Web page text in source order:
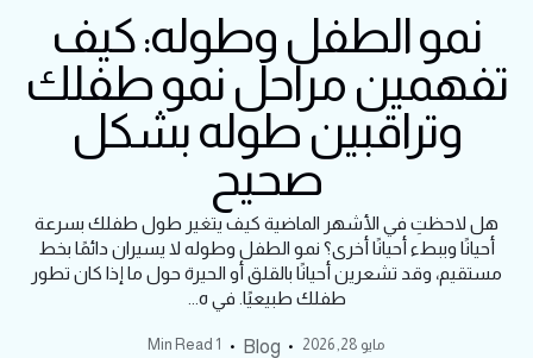
نمو الطفل وطوله: كيف
تفهمين مراحل نمو طفلك
وتراقبين طوله بشكل
صحيح
هل لاحظتِ في الأشهر الماضية كيف يتغير طول طفلك بسرعة
أحيانًا وببطء أحيانًا أخرى؟ نمو الطفل وطوله لا يسيران دائمًا بخط
مستقيم، وقد تشعرين أحيانًا بالقلق أو الحيرة حول ما إذا كان تطور
طفلك طبيعيًا. في ه...
مايو 28, 2026 Blog
1 Min Read